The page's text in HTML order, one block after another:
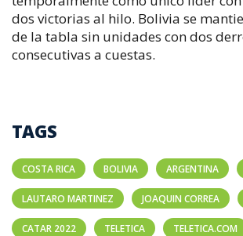
dos victorias al hilo. Bolivia se
de la tabla sin unidades con dos
consecutivas a cuestas.
TAGS
COSTA RICA BOLIVIA ARGENTINA
LAUTARO MARTINEZ JOAQUIN CORREA
CATAR 2022 TELETICA TELETICA.COM